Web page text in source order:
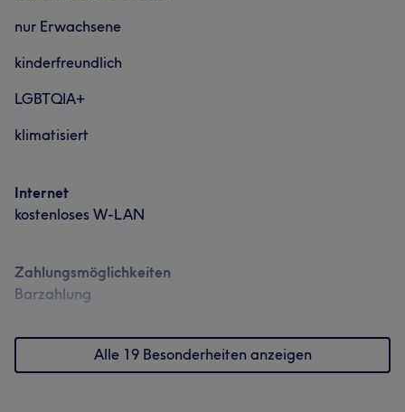
nur Erwachsene
kinderfreundlich
LGBTQIA+
klimatisiert
Internet
kostenloses W-LAN
Zahlungsmöglichkeiten
Barzahlung
Alle 19 Besonderheiten anzeigen